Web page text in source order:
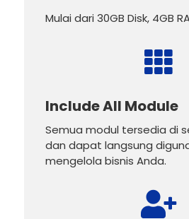
Mulai dari 30GB Disk, 4GB

Include All Module
Semua modul tersedia di
dan dapat langsung
mengelola bisnis Anda.
